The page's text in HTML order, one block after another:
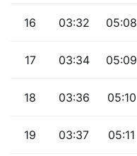
16 03:32 05:08
17 03:34 05:09
18 03:36 05:10
19 03:37 05:11